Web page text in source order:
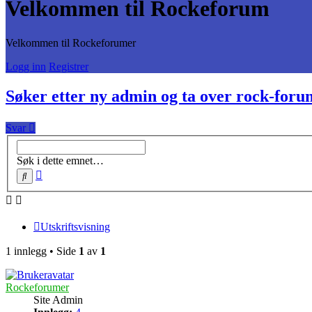
Velkommen til Rockeforum
Velkommen til Rockeforumer
Logg inn Registrer
Søker etter ny admin og ta over rock-
Svar
Søk i dette emnet…
Søk
Utskriftsvisning
1 innlegg • Side 1 av 1
Rockeforumer
Site Admin